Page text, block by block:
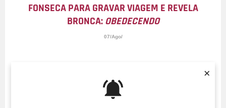
×
FONSECA PARA GRAVAR VIAGEM E REVELA
BRONCA:OBEDECENDO
07/Ago/